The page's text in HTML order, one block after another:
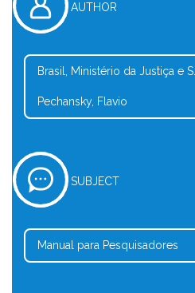
AUTHOR
Brasil, Ministério da Justiça e S...
Pechansky, Flavio
SUBJECT
Manual para Pesquisadores